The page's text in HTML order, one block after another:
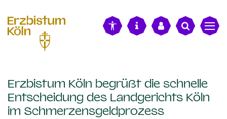
Erzbistum Köln begrüßt die schnelle
Entscheidung des Landgerichts Köln
im Schmerzensgeldprozess: